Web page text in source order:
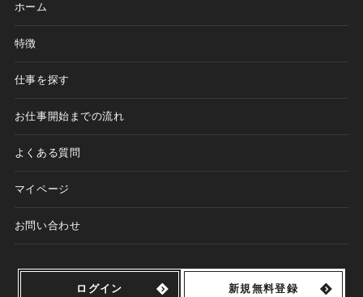
ホーム
特徴
仕事を探す
お仕事開始までの流れ
よくある質問
マイページ
お問い合わせ
ログイン 新規無料登録